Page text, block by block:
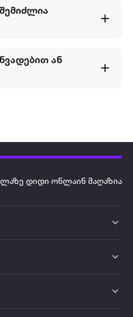
ან
დიდი ონლაინ მაღაზია